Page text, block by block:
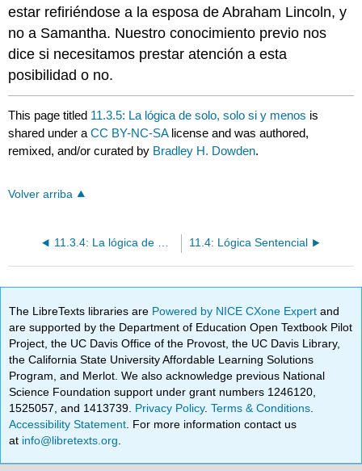
estar refiriéndose a la esposa de Abraham Lincoln, y
no a Samantha. Nuestro conocimiento previo nos
dice si necesitamos prestar atención a esta
posibilidad o no.
This page titled 11.3.5: La lógica de solo, solo si y menos is
shared under aCC BY-NC-SA license and was authored,
remixed, and/or curated by Bradley H. Dowden.
Volver arriba
11.3.4: La lógica de Si-Entonces 11.4: Lógica Sentencial
The LibreTexts libraries are Powered by NICE CXone Expertand
are supported by the Department of Education Open Textbook Pilot
Project, the UC Davis Office of the Provost, the UC Davis Library,
the California State University Affordable Learning Solutions
Program, and Merlot. We also acknowledge previous National
Science Foundation support under grant numbers 1246120,
1525057, and 1413739. Privacy Policy.Terms & Conditions
Accessibility Statement . For more information contact us
at info@libretexts.org